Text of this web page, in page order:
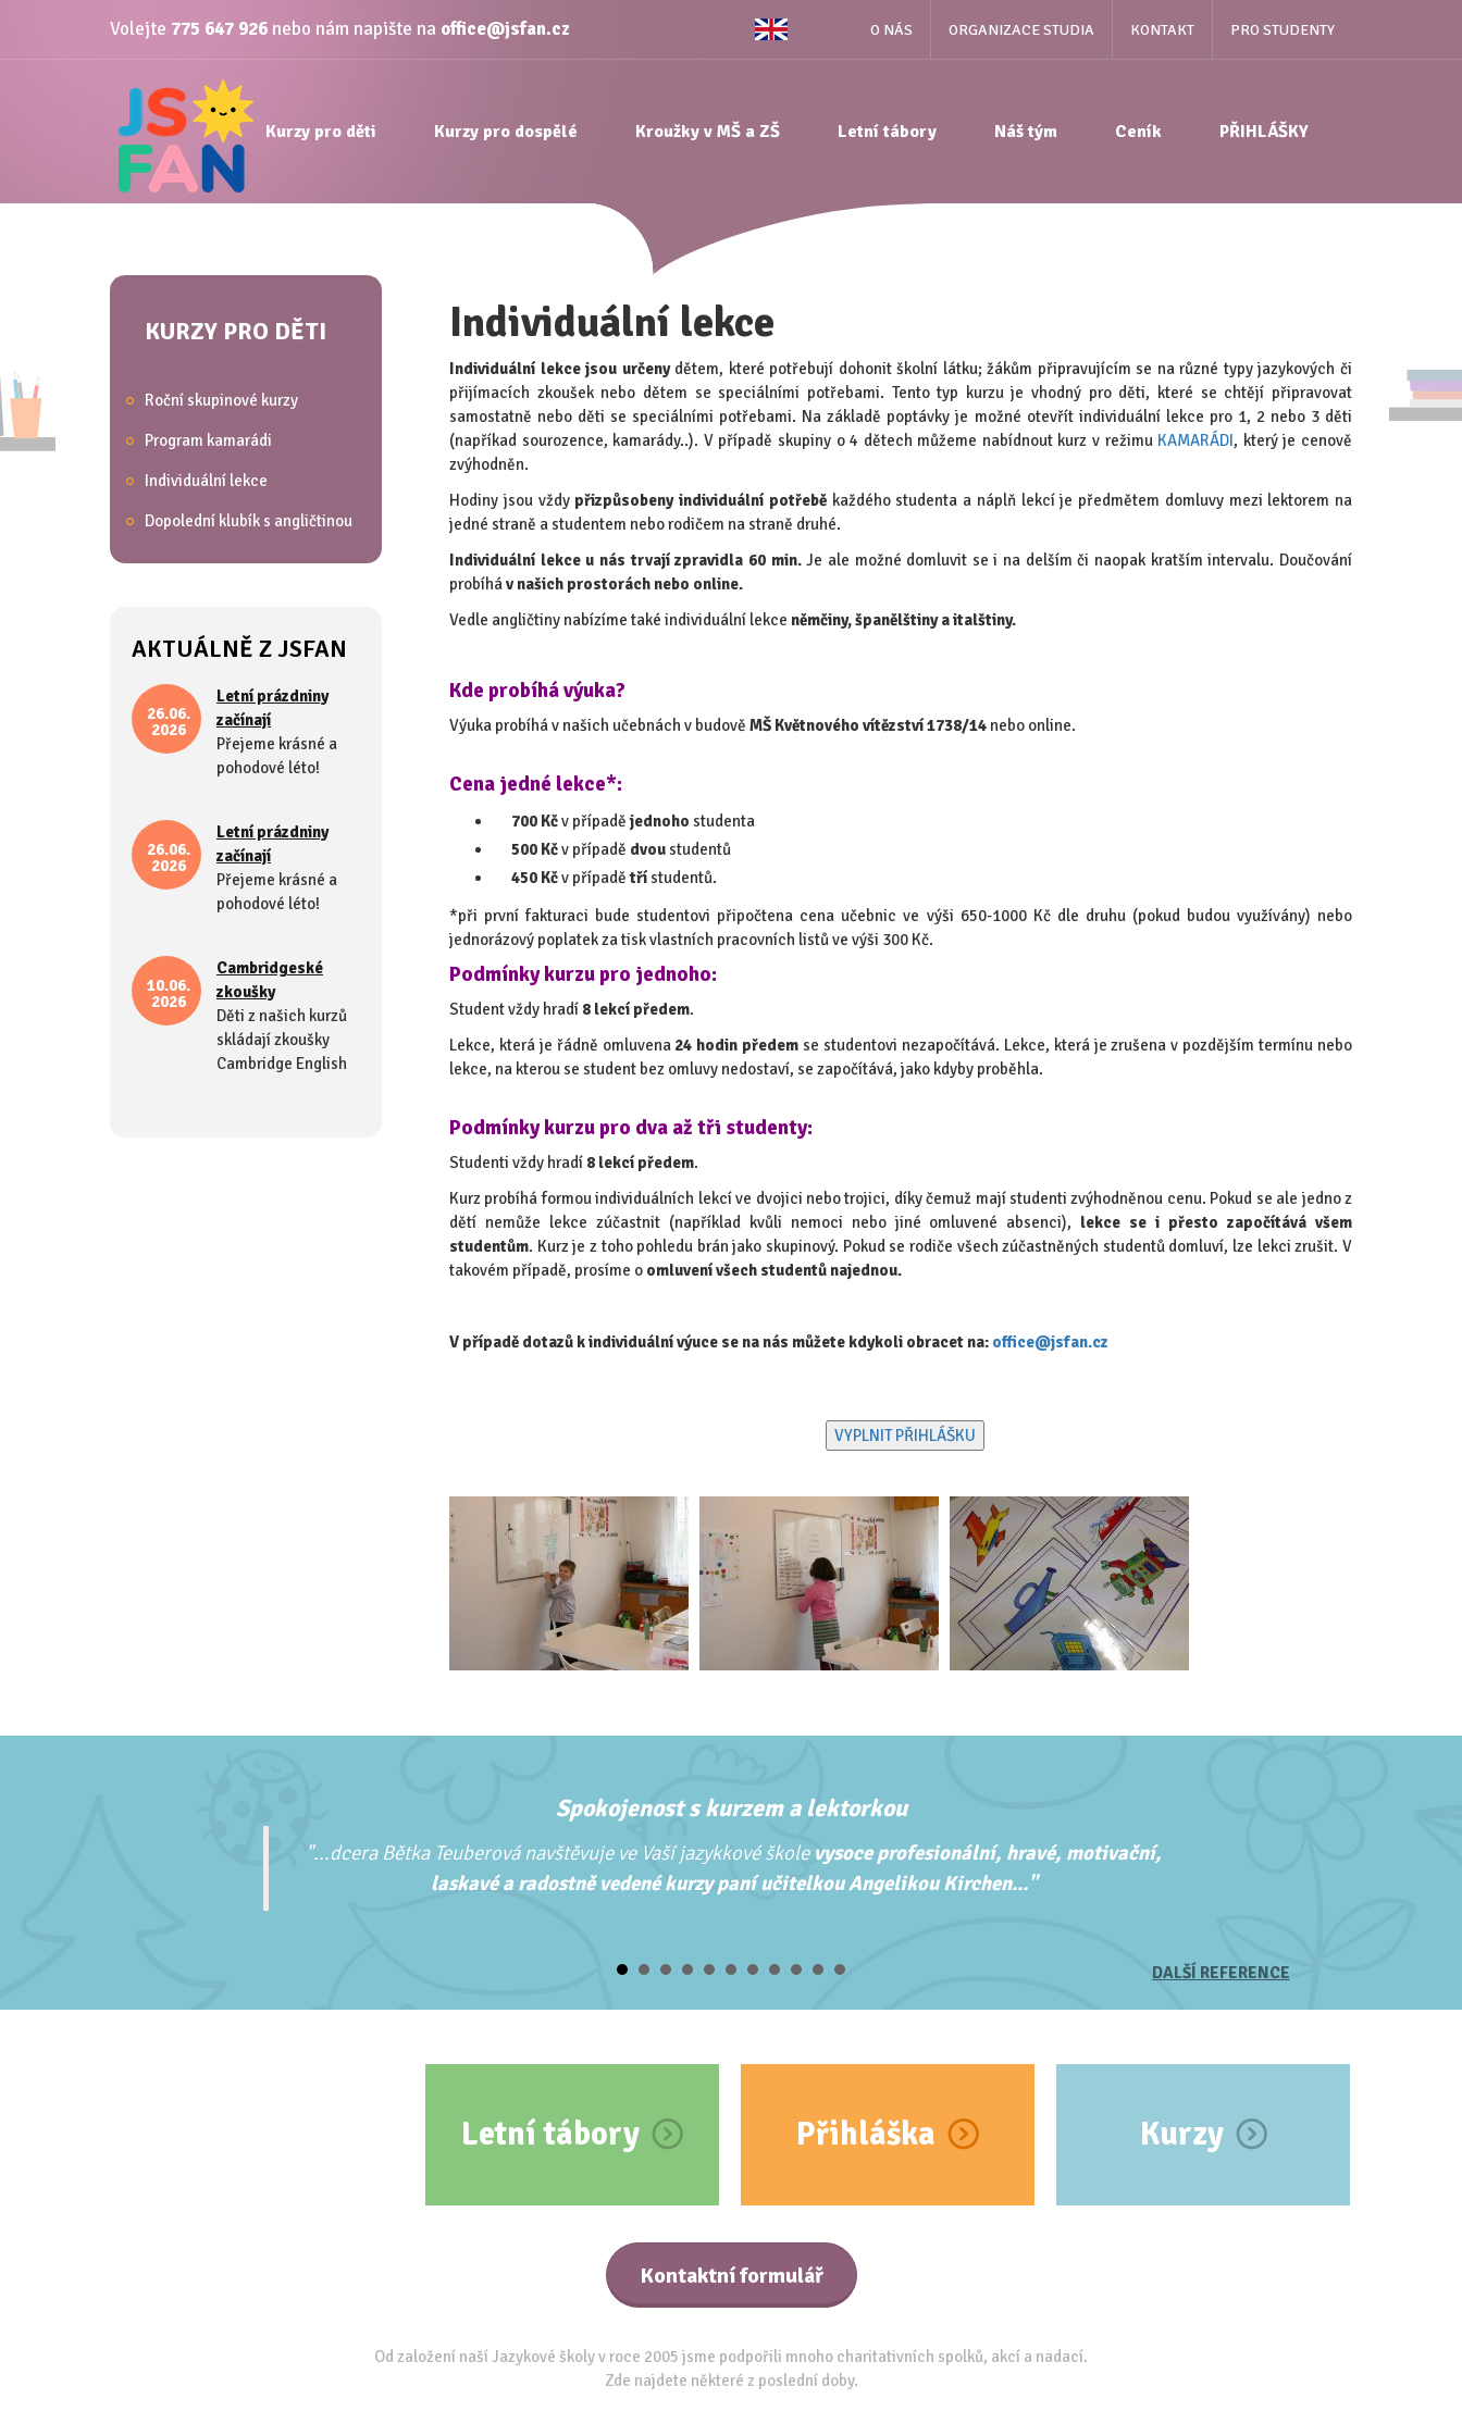
Volejte 775 647 926 nebo nám napište na office@jsfan.cz O NÁS ORGANIZACE STUDIA KONTAKT PRO STUDENTY
Kurzy pro děti Kurzy pro dospělé Kroužky v MŠ a ZŠ Letní tábory Náš tým Ceník PŘIHLÁŠKY
Individuální lekce
Individuální lekce jsou určenydětem, které potřebují dohonit školní látku; žákům připravujícím se na různé typy jazykových či
přijímacích zkoušek nebo dětem se speciálními potřebami. Tento typ kurzu je vhodný pro děti, které se chtějí připravovat
samostatně nebo děti se speciálními potřebami. Na základě poptávky je možné otevřít individuální lekce pro 1, 2 nebo 3 děti
(napříkad sourozence, kamarády..). V případě skupiny o 4 dětech můžeme nabídnout kurz v režimu KAMARÁDI, který je cenově
zvýhodněn.
Hodiny jsou vždy přizpůsobeny individuální potřeběkaždého studenta a náplň lekcí je předmětem domluvy mezi lektorem na
jedné straně a studentem nebo rodičem na straně druhé.
Individuální lekce u nás trvají zpravidla 60 min.Je ale možné domluvit se i na delším či naopak kratším intervalu. Doučování
probíháv našich prostorách nebo online.
Vedle angličtiny nabízíme také individuální lekce němčiny, španělštiny a italštiny.
Kde probíhá výuka?
Výuka probíhá v našich učebnách v budově MŠ Květnového vítězství 1738/14 nebo online.
Cena jedné lekce*:
700 Kčv případějednoho studenta
500 Kčv případě dvou studentů
450 Kčv případětří studentů.
*při první fakturaci bude studentovi připočtena cena učebnic ve výši 650-1000 Kč dle druhu (pokud budou využívány) nebo
jednorázový poplatek za tisk vlastních pracovních listů ve výši 300 Kč.
Podmínky kurzu pro jednoho:
Student vždy hradí 8 lekcí předem.
Lekce, která je řádně omluvena 24 hodin předem se studentovi nezapočítává. Lekce, která je zrušena v pozdějším termínu nebo
lekce, na kterou se student bez omluvy nedostaví, se započítává, jako kdyby proběhla.
Podmínky kurzu pro dva až tři studenty:
Studenti vždy hradí 8 lekcí předem.
Kurz probíhá formou individuálních lekcí ve dvojici nebo trojici, díky čemuž mají studenti zvýhodněnou cenu. Pokud se ale jedno z
dětí nemůže lekce zúčastnit (například kvůli nemoci nebo jiné omluvené absenci), lekce se i přesto započítává všem
studentům. Kurz je z toho pohledu brán jako skupinový. Pokud se rodiče všech zúčastněných studentů domluví, lze lekci zrušit. V
takovém případě, prosíme o omluvení všech studentů najednou.
V případě dotazů k individuální výuce se na nás můžete kdykoli obracet na: office@jsfan.cz
KURZY PRO DĚTI
Roční skupinové kurzy
Program kamarádi
Individuální lekce
Dopolední klubík s angličtinou
AKTUÁLNĚ Z JSFAN
26.06.
2026
Letní prázdniny
začínají
Přejeme krásné a
pohodové léto!
26.06.
2026
Letní prázdniny
začínají
Přejeme krásné a
pohodové léto!
10.06.
2026
Cambridgeské
zkoušky
Děti z našich kurzů
skládají zkoušky
Cambridge English
Spokojenost s kurzem a lektorkou
"...dcera Bětka Teuberová navštěvuje ve Vaší jazykkové škole vysoce profesionální, hravé, motivační,
laskavé a radostně vedené kurzy paní učitelkou Angelikou Kirchen..."
DALŠÍ REFERENCE
Letní tábory Přihláška Kurzy
Kontaktní formulář
Od založení naší Jazykové školy v roce 2005 jsme podpořili mnoho charitativních spolků, akcí a nadací.
Zde najdete některé z poslední doby.